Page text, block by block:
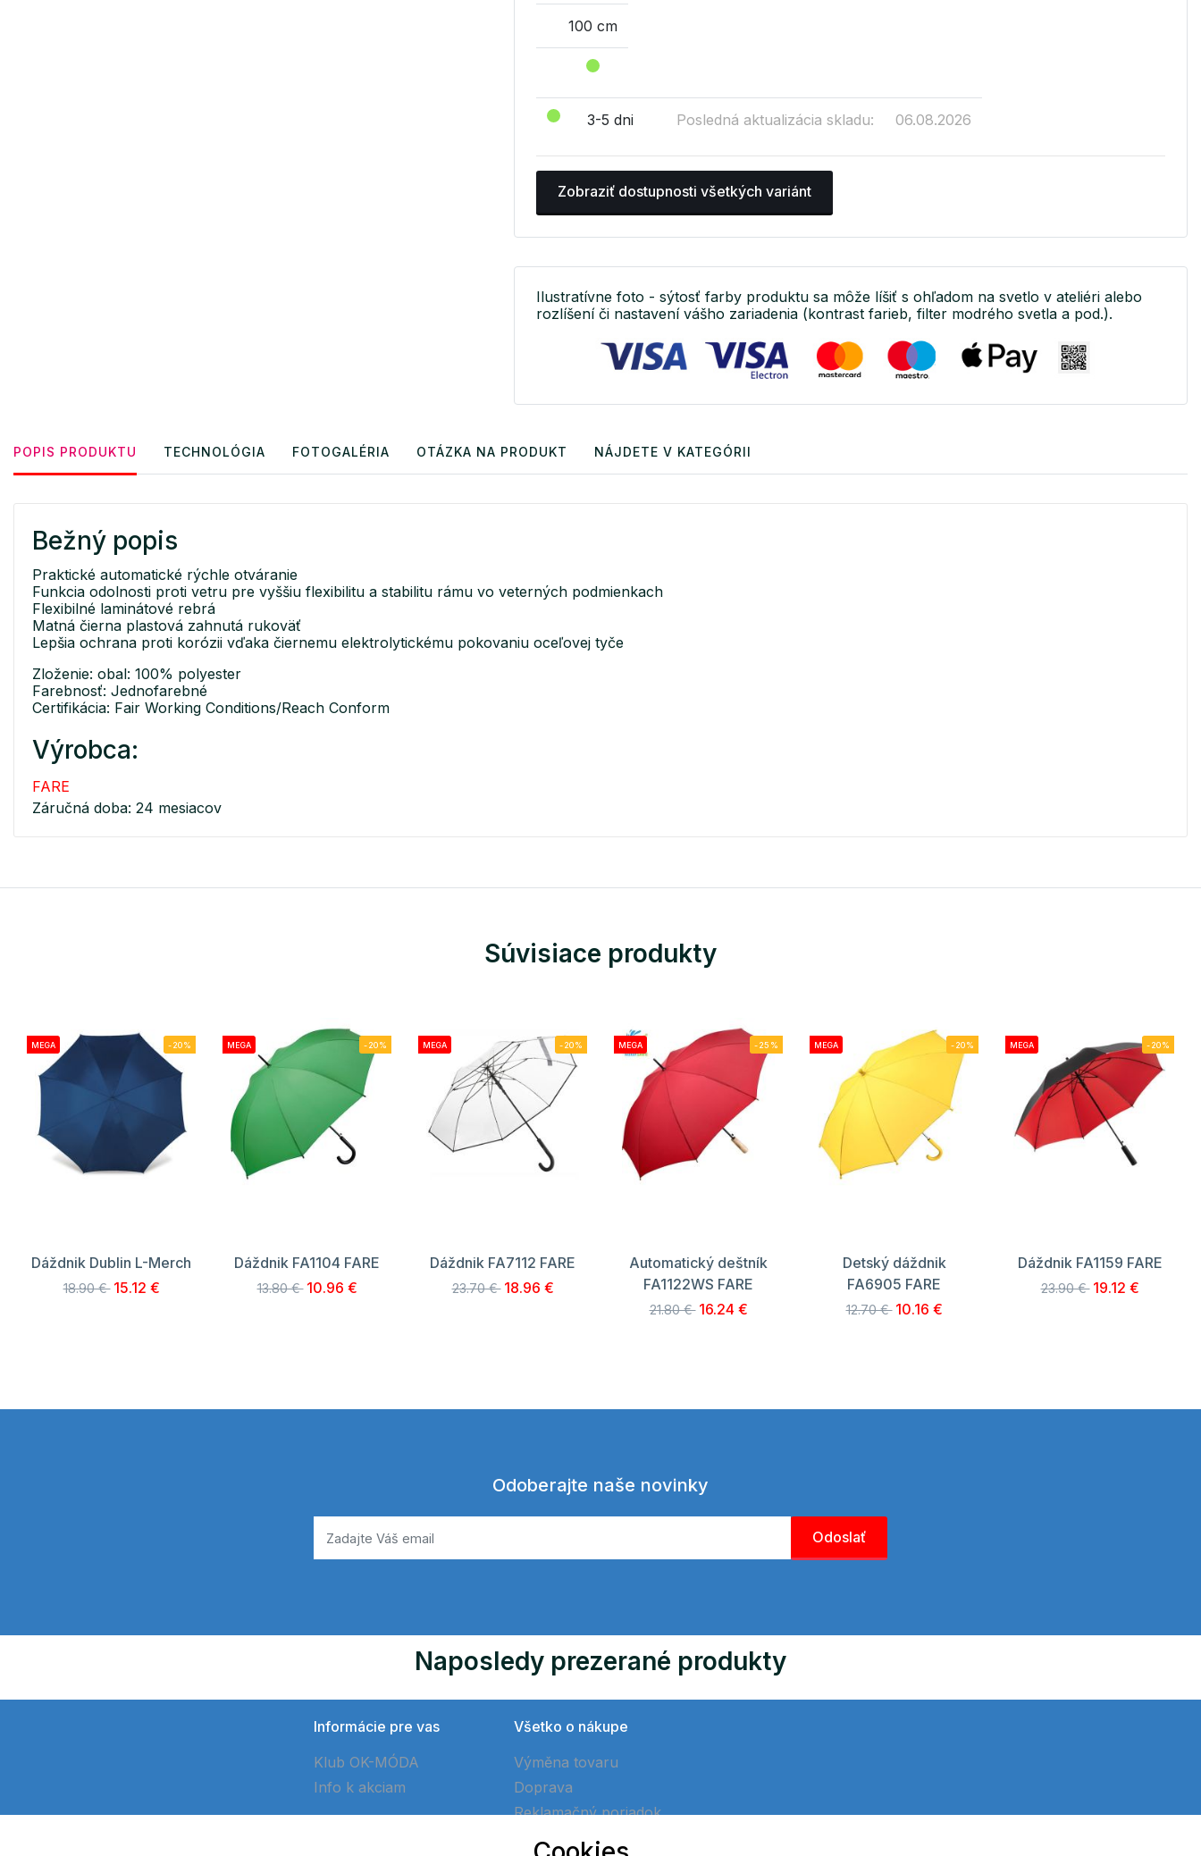
100 cm
3-5 dni Posledná aktualizácia skladu: 06.08.2026
Zobraziť dostupnosti všetkých variánt
Ilustratívne foto - sýtosť farby produktu sa môže líšiť s ohľadom na svetlo v ateliéri alebo
rozlíšení či nastavení vášho zariadenia (kontrast farieb, filter modrého svetla a pod.).
POPIS PRODUKTU TECHNOLÓGIA FOTOGALÉRIA OTÁZKA NA PRODUKT NÁJDETE V KATEGÓRII
Bežný popis
Praktické automatické rýchle otváranie
Funkcia odolnosti proti vetru pre vyššiu flexibilitu a stabilitu rámu vo veterných podmienkach
Flexibilné laminátové rebrá
Matná čierna plastová zahnutá rukoväť
Lepšia ochrana proti korózii vďaka čiernemu elektrolytickému pokovaniu oceľovej tyče
Zloženie: obal: 100% polyester
Farebnosť: Jednofarebné
Certifikácia: Fair Working Conditions/Reach Conform
Výrobca:
FARE
Záručná doba: 24 mesiacov
Súvisiace produkty
MEGA -20%
Dáždnik Dublin L-Merch
18.90 € 15.12 €
MEGA -20%
Dáždnik FA1104 FARE
13.80 € 10.96 €
MEGA -20%
Dáždnik FA7112 FARE
23.70 € 18.96 €
MEGA -25%
Automatický deštník
FA1122WS FARE
21.80 € 16.24 €
MEGA -20%
Detský dáždnik
FA6905 FARE
12.70 € 10.16 €
MEGA -20%
Dáždnik FA1159 FARE
23.90 € 19.12 €
Odoberajte naše novinky
Naposledy prezerané produkty
Informácie pre vas
Klub OK-MÓDA
Info k akciam
Všetko o nákupe
Výměna tovaru
Doprava
Reklamačný poriadok
Ako vytvoriť objednávku